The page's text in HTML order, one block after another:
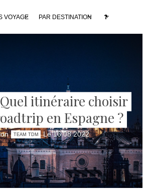
VOYAGE PAR DESTINATION
itinéraire choisir
en Espagne ?
TEAM TDM Le 16 08 2022